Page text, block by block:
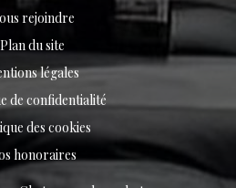
rejoindre
Plan du site
légales
de confidentialité
des cookies
honoraires